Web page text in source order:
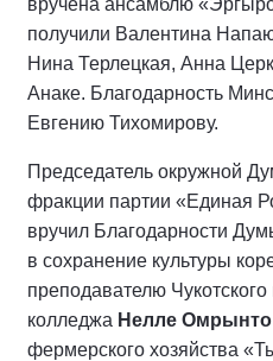
вручена ансамблю
получили Валентина
Нина Терлецкая, Анна
Анаке. Благодарность
Евгению Тихомирову.
Председатель окружной
фракции партии «Единая
вручил Благодарности
в сохранение культуры
преподавателю
колледжа Нелле Омрынто
фермерского хозяйства